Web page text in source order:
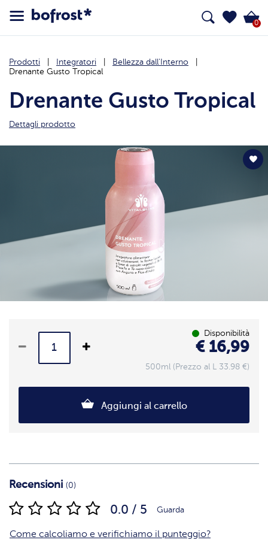
0
Prodotti Integratori
Bellezza dall'Interno
Drenante Gusto Tropical
Drenante Gusto Tropical
Dettagli prodotto
Disponibilità
€ 16,99
500ml (Prezzo al L 33.98 €)
Aggiungi al carrello
Recensioni (0)
0.0 / 5 Guarda
Come calcoliamo e verifichiamo il punteggio?